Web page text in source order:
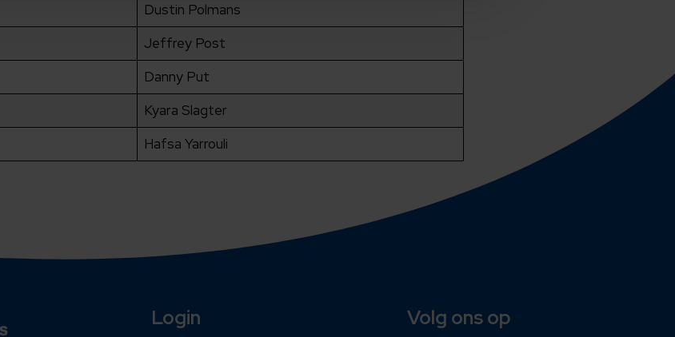
Dustin Polmans
Jeffrey Post
Danny Put
Kyara Slagter
Hafsa Yarrouli
Login Volg ons op